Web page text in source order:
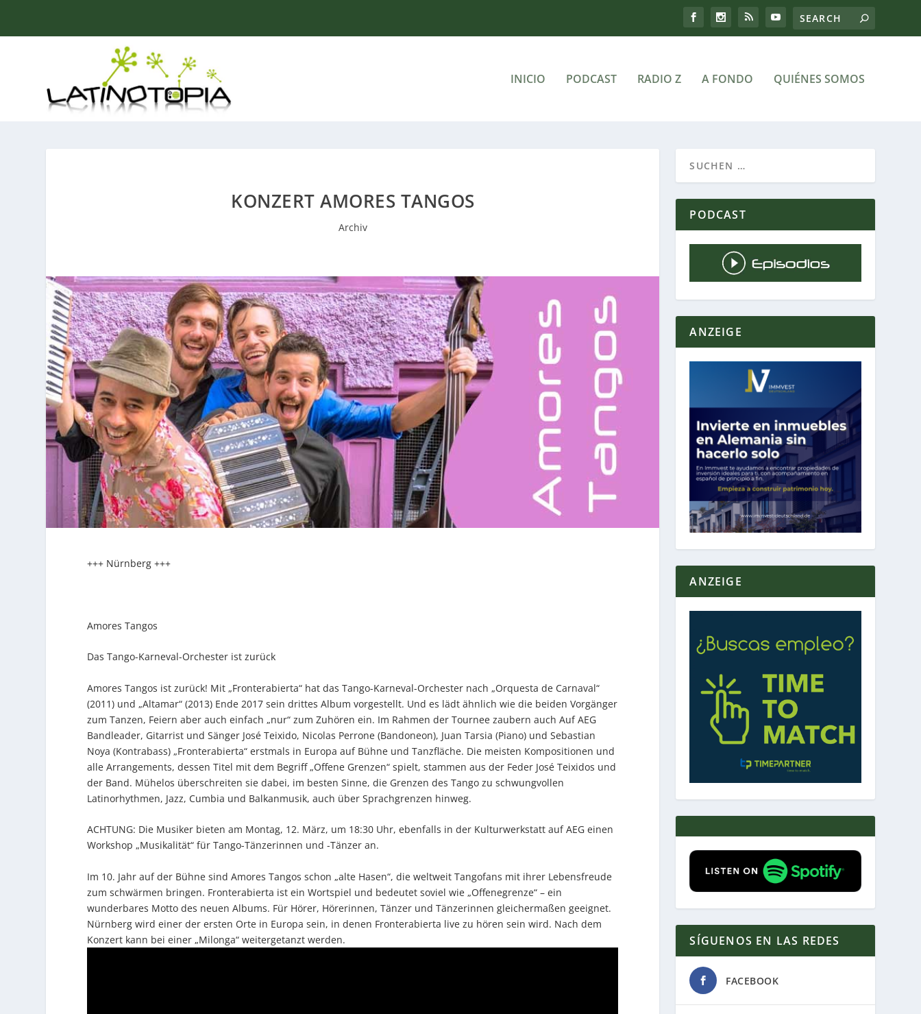
INICIO PODCAST RADIO Z A FONDO QUIÉNES SOMOS
KONZERT AMORES TANGOS
Archiv
+++ Nürnberg +++
Amores Tangos
Das Tango-Karneval-Orchester ist zurück
Amores Tangos ist zurück! Mit „Fronterabierta“ hat das Tango-Karneval-Orchester nach „Orquesta de Carnaval“
(2011) und „Altamar“ (2013) Ende 2017 sein drittes Album vorgestellt. Und es lädt ähnlich wie die beiden Vorgänger
zum Tanzen, Feiern aber auch einfach „nur“ zum Zuhören ein. Im Rahmen der Tournee zaubern auch Auf AEG
Bandleader, Gitarrist und Sänger José Teixido, Nicolas Perrone (Bandoneon), Juan Tarsia (Piano) und Sebastian
Noya (Kontrabass) „Fronterabierta“ erstmals in Europa auf Bühne und Tanzfläche. Die meisten Kompositionen und
alle Arrangements, dessen Titel mit dem Begriff „Offene Grenzen“ spielt, stammen aus der Feder José Teixidos und
der Band. Mühelos überschreiten sie dabei, im besten Sinne, die Grenzen des Tango zu schwungvollen
Latinorhythmen, Jazz, Cumbia und Balkanmusik, auch über Sprachgrenzen hinweg.
ACHTUNG: Die Musiker bieten am Montag, 12. März, um 18:30 Uhr, ebenfalls in der Kulturwerkstatt auf AEG einen
Workshop „Musikalität“ für Tango-Tänzerinnen und -Tänzer an.
Im 10. Jahr auf der Bühne sind Amores Tangos schon „alte Hasen“, die weltweit Tangofans mit ihrer Lebensfreude
zum schwärmen bringen. Fronterabierta ist ein Wortspiel und bedeutet soviel wie „Offenegrenze“ – ein
wunderbares Motto des neuen Albums. Für Hörer, Hörerinnen, Tänzer und Tänzerinnen gleichermaßen geeignet.
Nürnberg wird einer der ersten Orte in Europa sein, in denen Fronterabierta live zu hören sein wird. Nach dem
Konzert kann bei einer „Milonga“ weitergetanzt werden.
PODCAST
ANZEIGE
ANZEIGE
SÍGUENOS EN LAS REDES
FACEBOOK